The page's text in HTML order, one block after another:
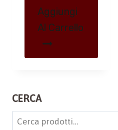
Aggiungi
Al Carrello
CERCA
Cerca: